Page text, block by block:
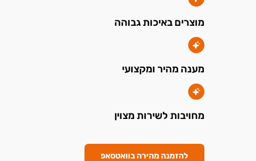
מוצרים באיכות גבוהה
מענה מהיר ומקצועי
מחויבות לשירות מצוין
להזמנה מהירה בוואטסאפ